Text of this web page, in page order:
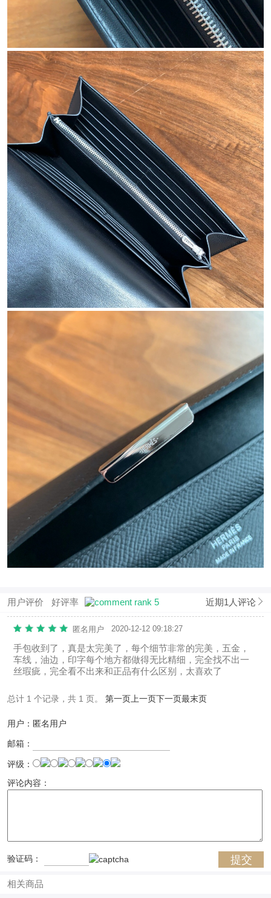
用户评价 好评率 近期1人评论
匿名用户 2020-12-12 09:18:27
手包收到了，真是太完美了，每个细节非常的完美，五金，
车线，油边，印字每个地方都做得无比精细，完全找不出一
丝瑕疵，完全看不出来和正品有什么区别，太喜欢了
总计 1 个记录，共 1 页。 第一页 上一页下一页最末页
用户：匿名用户
邮箱：
评级：
评论内容：
验证码：
相关商品